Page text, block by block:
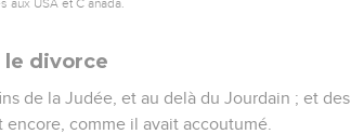
le divorce
de la Judée, et au delà du Jourdain ; et
comme il avait accoutumé.